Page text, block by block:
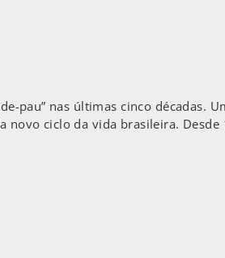
pau” nas últimas cinco décadas.
ciclo da vida brasileira. Desde